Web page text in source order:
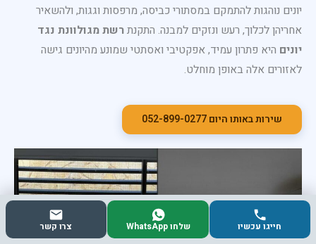
יונים נוהגות להתמקם במסתורי כביסה, מרפסות וגגות, ולהשאיר
אחריהן לכלוך, רעש ונזקים למבנה. התקנתרשת מגולוונת נגד
יונים היא פתרון עמיד, אפקטיבי ואסתטי שמונע מהיונים גישה
לאזורים אלה באופן מוחלט.
שירות באותו היום 052-899-0277
חייגו עכשיו שלחו WhatsApp צרו קשר